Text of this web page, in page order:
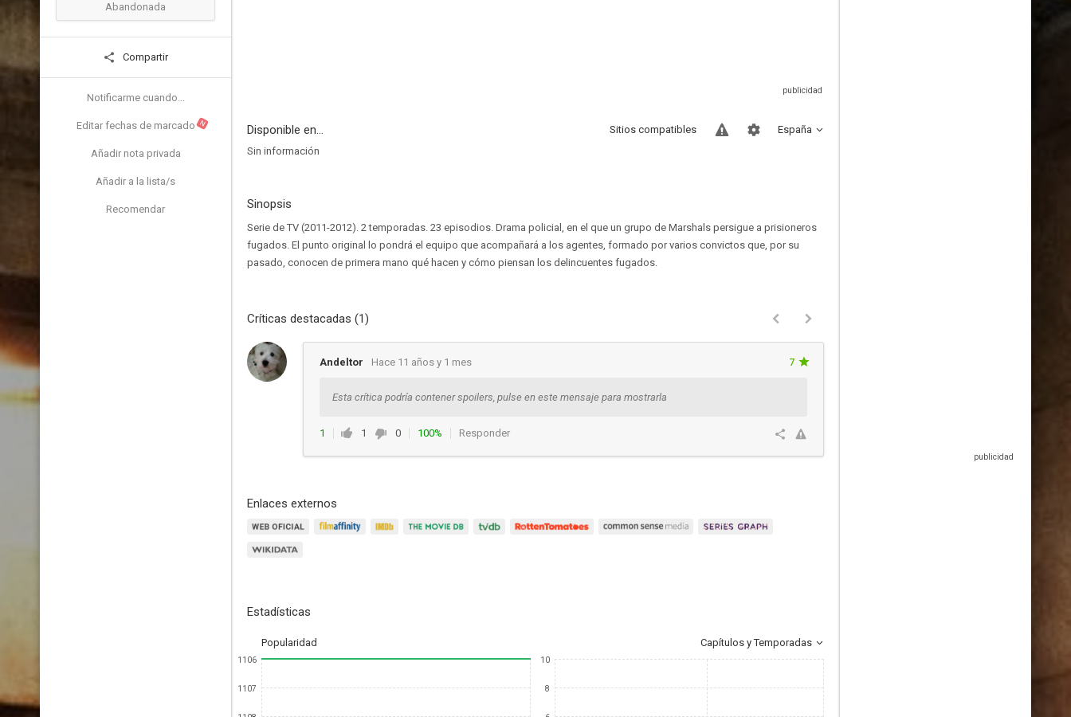
Abandonada
Compartir
Notificarme cuando...
Editar fechas de marcado N
Añadir nota privada
Añadir a la lista/s
Recomendar
Disponible en... España
Sitios compatibles
Sin información
Sinopsis
Serie de TV (2011-2012). 2 temporadas. 23 episodios. Drama policial, en el que un grupo de Marshals persigue a prisioneros
fugados. El punto original lo pondrá el equipo que acompañará a los agentes, formado por varios convictos que, por su
pasado, conocen de primera mano qué hacen y cómo piensan los delincuentes fugados.
Críticas destacadas (1)
Andeltor Hace 11 años y 1 mes 7
Esta crítica podría contener spoilers, pulse en este mensaje para mostrarla
1 1 0 100% Responder
Enlaces externos
Estadísticas
Popularidad Capítulos y Temporadas
1106
1107
10
8